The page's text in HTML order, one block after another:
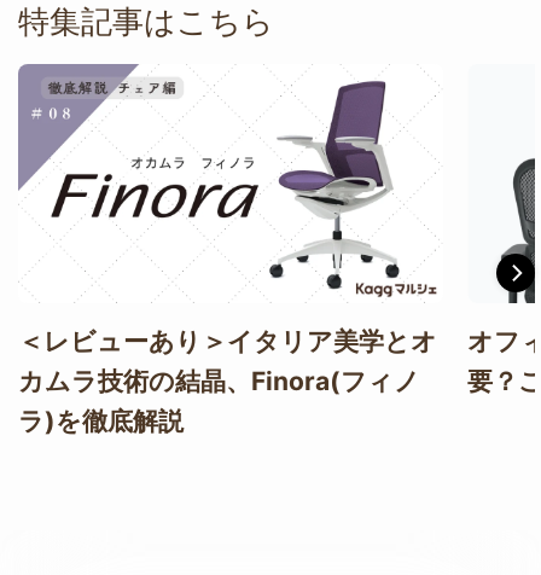
特集記事はこちら
＜レビューあり＞イタリア美学とオ
カムラ技術の結晶、Finora(フィノ
ラ)を徹底解説
オフ
要？